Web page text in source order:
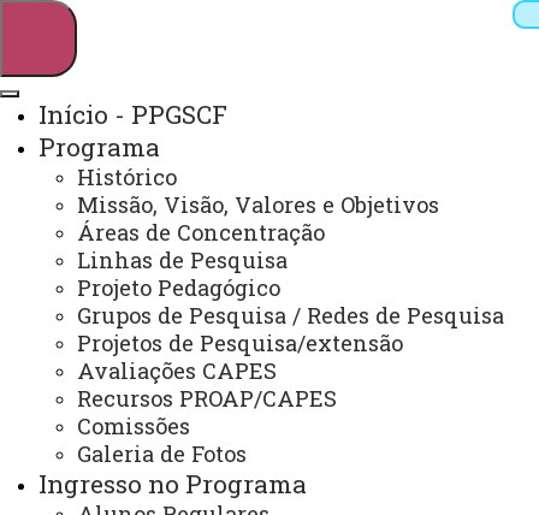
Webmail Sistemas
Arquivo Virtual
Campus
Início - PPGSCF
Programa
Histórico
Missão, Visão, Valores e Objetivos
Áreas de Concentração
Linhas de Pesquisa
Projeto Pedagógico
Grupos de Pesquisa / Redes de Pesquisa
Projetos de Pesquisa/extensão
Avaliações CAPES
Recursos PROAP/CAPES
Comissões
Galeria de Fotos
Ingresso no Programa
Mestrado e Doutorado em Sociedade, Cultura e